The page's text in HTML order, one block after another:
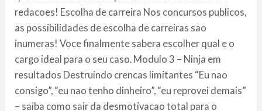
redacoes! Escolha de carreira Nos concursos publicos,
as possibilidades de escolha de carreiras sao
inumeras! Voce finalmente sabera escolher qual e o
cargo ideal para o seu caso. Modulo 3 – Ninja em
resultados Destruindo crencas limitantes “Eu nao
consigo”, “eu nao tenho dinheiro”, “eu reprovei demais”
– saiba como sair da desmotivacao total para o